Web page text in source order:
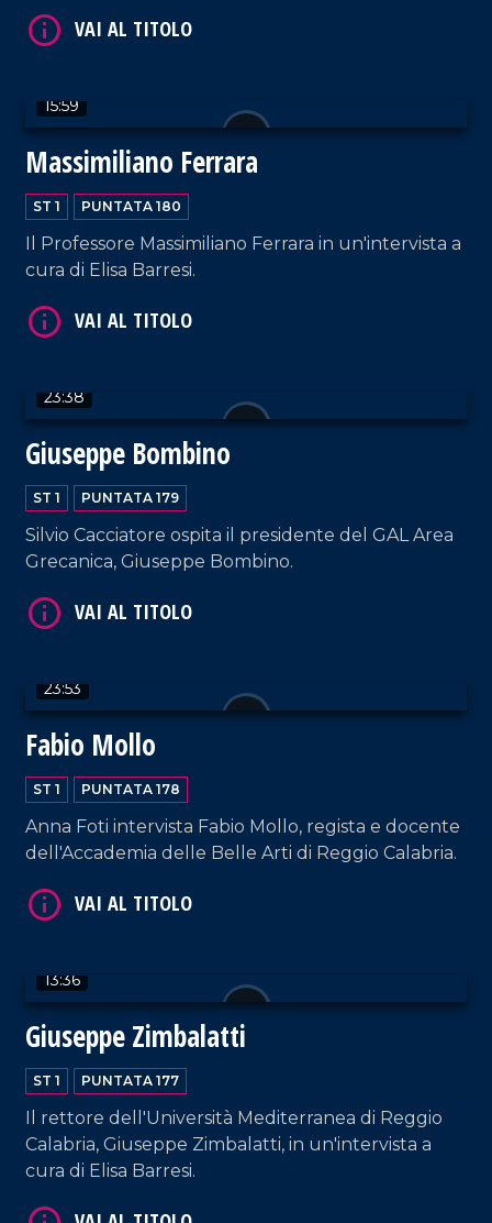
15:59
Massimiliano Ferrara
ST 1 PUNTATA 180
Il Professore Massimiliano Ferrara in un'intervista a
cura di Elisa Barresi.
23:38
Giuseppe Bombino
ST 1 PUNTATA 179
Silvio Cacciatore ospita il presidente del GAL Area
Grecanica, Giuseppe Bombino.
23:53
Fabio Mollo
ST 1 PUNTATA 178
Anna Foti intervista Fabio Mollo, regista e docente
dell'Accademia delle Belle Arti di Reggio Calabria.
13:36
Giuseppe Zimbalatti
ST 1 PUNTATA 177
Il rettore dell'Università Mediterranea di Reggio
Calabria, Giuseppe Zimbalatti, in un'intervista a
cura di Elisa Barresi.
VAI AL TITOLO
VAI AL TITOLO
VAI AL TITOLO